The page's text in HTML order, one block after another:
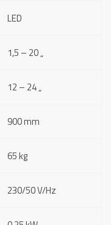
LED
1,5 – 20 „
12 – 24 „
900 mm
65 kg
230/50 V/Hz